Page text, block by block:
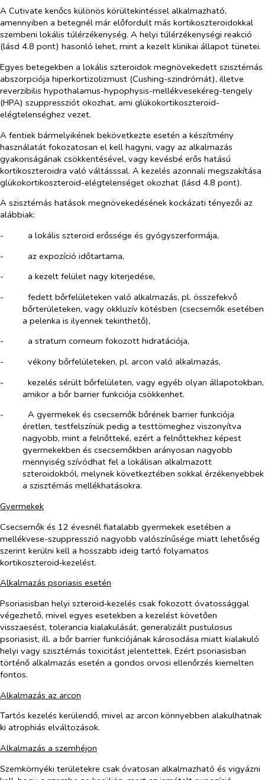
A Cutivate kenőcs különös körültekintéssel alkalmazható,
amennyiben a betegnél már előfordult más kortikoszteroidokkal
szembeni lokális túlérzékenység. A helyi túlérzékenységi reakció
(lásd 4.8 pont) hasonló lehet, mint a kezelt klinikai állapot tünetei.
Egyes betegekben a lokális szteroidok megnövekedett szisztémás
abszorpciója hiperkortizolizmust (Cushing-szindrómát), illetve
reverzibilis hypothalamus-hypophysis-mellékvesekéreg-tengely
(HPA) szuppressziót okozhat, ami glükokortikoszteroid-
elégtelenséghez vezet.
A fentiek bármelyikének bekövetkezte esetén a készítmény
használatát fokozatosan el kell hagyni, vagy az alkalmazás
gyakoriságának csökkentésével, vagy kevésbé erős hatású
kortikoszteroidra való váltásssal. A kezelés azonnali megszakítása
glükokortikoszteroid-elégtelenséget okozhat (lásd 4.8 pont).
A szisztémás hatások megnövekedésének kockázati tényezői az
alábbiak:
-​
a lokális szteroid erőssége és gyógyszerformája,
-​
az expozíció időtartama,
-​
a kezelt felület nagy kiterjedése,
-​
fedett bőrfelületeken való alkalmazás, pl. összefekvő
bőrterületeken, vagy okkluzív kötésben (csecsemők esetében
a pelenka is ilyennek tekinthető),
-​
a stratum corneum fokozott hidratációja,
-​
vékony bőrfelületeken, pl. arcon való alkalmazás,
-​
kezelés sérült bőrfelületen, vagy egyéb olyan állapotokban,
amikor a bőr barrier funkciója csökkenhet.
-​
A gyermekek és csecsemők bőrének barrier funkciója
éretlen, testfelszínük pedig a testtömeghez viszonyítva
nagyobb, mint a felnőtteké, ezért a felnőttekhez képest
gyermekekben és csecsemőkben arányosan nagyobb
mennyiség szívódhat fel a lokálisan alkalmazott
szteroidokból, melynek következtében sokkal érzékenyebbek
a szisztémás mellékhatásokra.
Gyermekek
Csecsemők és 12 évesnél fiatalabb gyermekek esetében a
mellékvese-szuppresszió nagyobb valószínűsége miatt lehetőség
szerint kerülni kell a hosszabb ideig tartó folyamatos
kortikoszteroid‑kezelést.
Alkalmazás psoriasis esetén
Psoriasisban helyi szteroid‑kezelés csak fokozott óvatossággal
végezhető, mivel egyes esetekben a kezelést követően
visszaesést, tolerancia kialakulását, generalizált pustulosus
psoriasist, ill. a bőr barrier funkciójának károsodása miatt kialakuló
helyi vagy szisztémás toxicitást jelentettek. Ezért psoriasisban
történő alkalmazás esetén a gondos orvosi ellenőrzés kiemelten
fontos.
Alkalmazás az arcon
Tartós kezelés kerülendő, mivel az arcon könnyebben alakulhatnak
ki atrophiás elváltozások.
Alkalmazás a szemhéjon
Szemkörnyéki területekre csak óvatosan alkalmazható és vigyázni